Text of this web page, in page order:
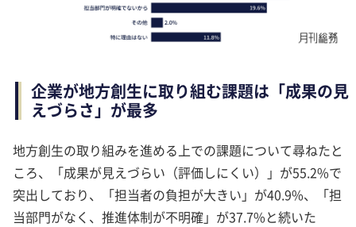
企業が地方創生に取り組む課題は「成果の見
えづらさ」が最多
地方創生の取り組みを進める上での課題について尋ねたと
ころ、「成果が見えづらい（評価しにくい）」が55.2%で
突出しており、「担当者の負担が大きい」が40.9%、「担
当部門がなく、推進体制が不明確」が37.7%と続いた